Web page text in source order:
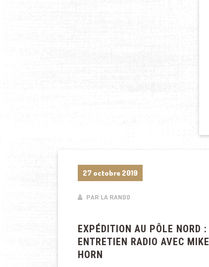
27 octobre 2019
PAR LA RANDO
EXPÉDITION AU PÔLE NORD :
ENTRETIEN RADIO AVEC MIKE
HORN